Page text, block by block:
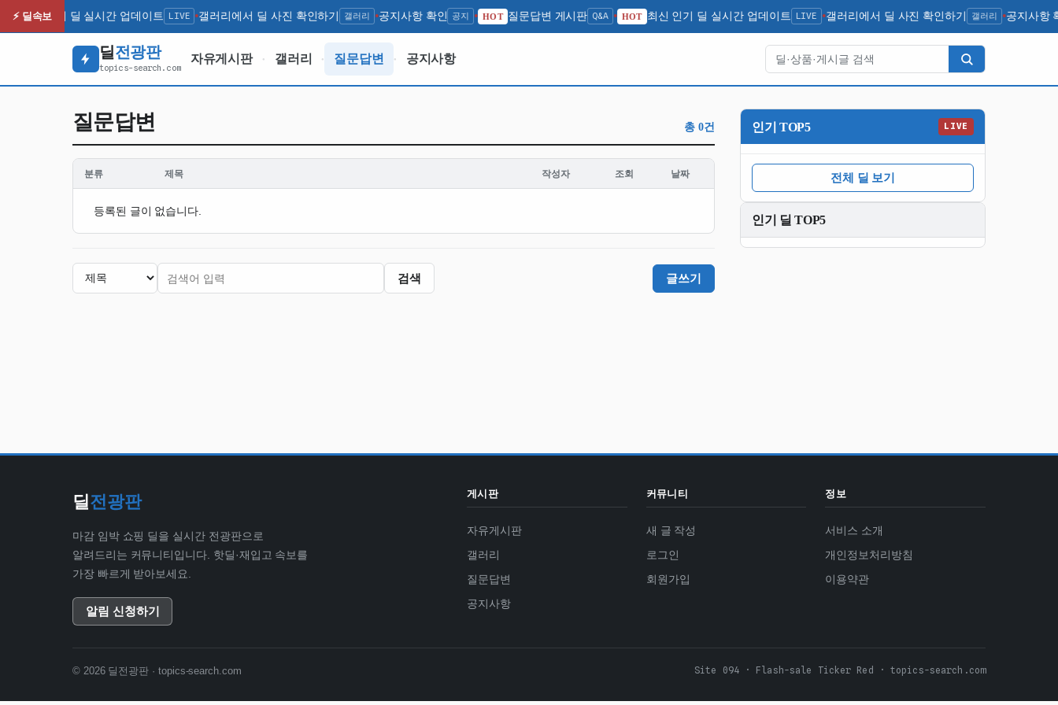
⚡ 딜속보
최신 인기 딜 실시간 업데이트 LIVE ●갤러리에서 딜 사진 확인하기 갤러리 공지사항 확인 공지 ● HOT 질문답변 게시판 Q&A ● HOT 최신 인기 딜 실시간 업데이트 LIVE ●갤러리에서 딜 사진 확인하기 갤러리 공지사항
딜전광판
topics-search.com
자유게시판 ● 갤러리 ● 질문답변 ● 공지사항 검색
질문답변 총 0건
분류 제목 작성자 조회 날짜
등록된 글이 없습니다.
검색 글쓰기
인기 TOP5 LIVE
전체 딜 보기
인기 딜 TOP5
딜 전광판
마감 임박 쇼핑 딜을 실시간 전광판으로
알려드리는 커뮤니티입니다. 핫딜·재입고 속보를
가장 빠르게 받아보세요.
알림 신청하기
게시판
자유게시판
갤러리
질문답변
공지사항
커뮤니티
새 글 작성
로그인
회원가입
정보
서비스 소개
개인정보처리방침
이용약관
© 2026 딜전광판 · topics-search.com Site 094 · Flash-sale Ticker Red · topics-search.com